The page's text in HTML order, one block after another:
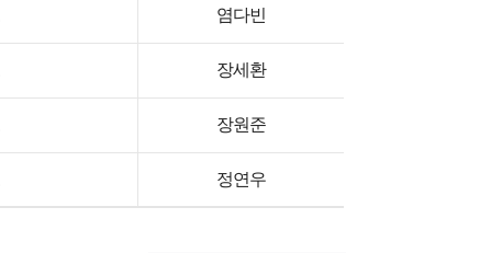
염다빈
장세환
장원준
정연우